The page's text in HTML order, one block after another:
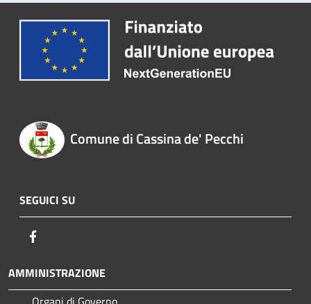
Comune di Cassina de' Pecchi
SEGUICI SU
AMMINISTRAZIONE